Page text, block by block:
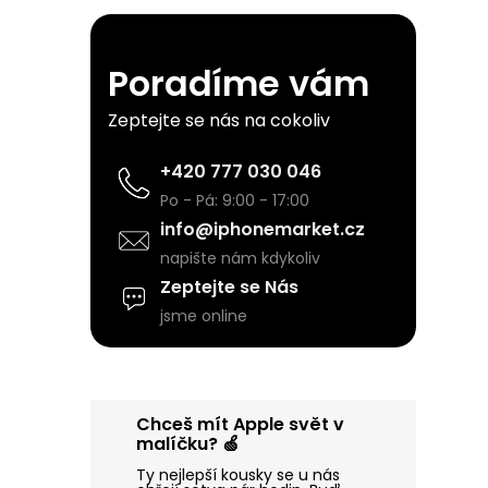
r
a
n
a
Poradíme vám
Zeptejte se nás na cokoliv
+420 777 030 046
Po - Pá: 9:00 - 17:00
info@iphonemarket.cz
napište nám kdykoliv
Zeptejte se Nás
jsme online
Chceš mít Apple svět v
malíčku? 🍏
Ty nejlepší kousky se u nás